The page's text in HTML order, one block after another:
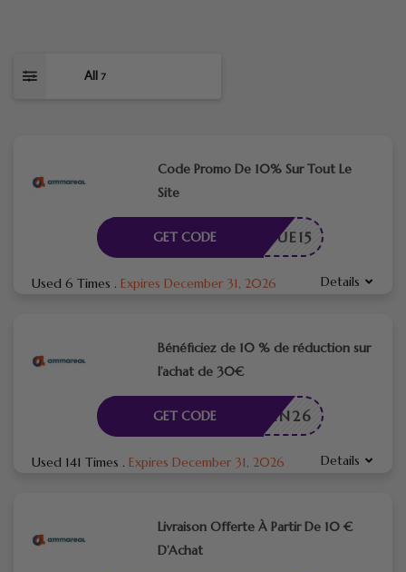
All 7
Code Promo De 10% Sur Tout Le
Site
NVENUE15
GET CODE
Used 6 Times . Expires December 31, 2026 Details
Bénéficiez de 10 % de réduction sur
l’achat de 30€
JUIN26
GET CODE
Used 141 Times . Expires December 31, 2026 Details
Livraison Offerte À Partir De 10 €
D’Achat